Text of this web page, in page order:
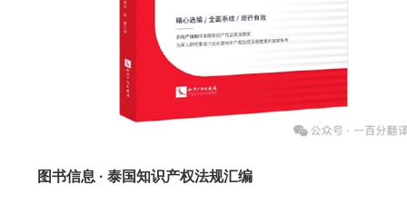
图书信息 · 泰国知识产权法规汇编